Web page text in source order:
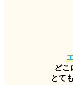
どこ
とて